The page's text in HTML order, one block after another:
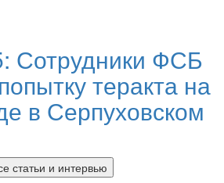
Сотрудники ФСБ
теракта на
в Серпуховском
статьи и интервью